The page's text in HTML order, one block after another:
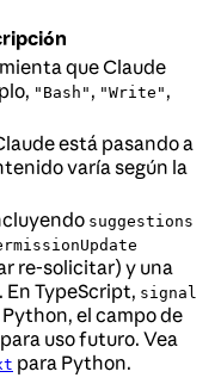
que Claude
"Bash" , "Write" ,
está pasando a
varía según la
suggestions
re-solicitar) y una
TypeScript, signal
Python, el campo de
uso futuro. Vea
para Python.